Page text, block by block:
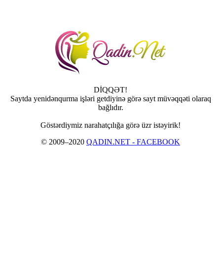
DİQQƏT!
Saytda yenidənqurma işləri getdiyinə görə sayt müvəqqəti olaraq
bağlıdır.
Göstərdiymiz narahatçılığa görə üzr istəyirik!
© 2009–2020 QADIN.NET - FACEBOOK